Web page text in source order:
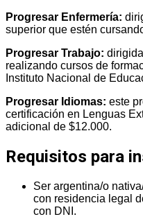
Progresar Enfermería:
superior que estén
Progresar Trabajo:
realizando cursos de
Instituto Nacional de
Progresar Idiomas: este
certificación en Lenguas
adicional de $12.000.
Requisitos para
Ser argentina/o
con residencia legal
con DNI.